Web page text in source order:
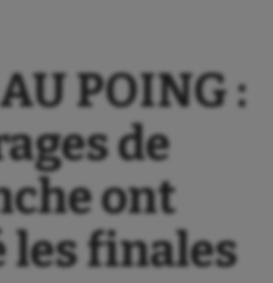
POING :
de
ont
finales